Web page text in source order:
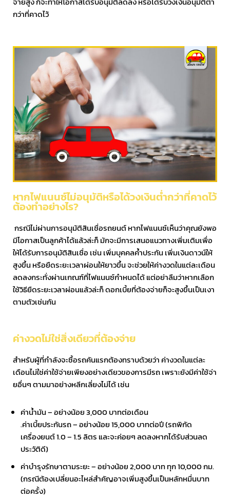
กว่าที่คาดไว้
หากไฟแนนซ์ไม่อนุมัติหรือได้วงเงินต่ำกว่าที่คาดไว้
ต้องทำอย่างไร?
กรณีไม่ผ่านการอนุมัติสินเชื่อรถยนต์ หากไฟแนนซ์เห็นว่าคุณยังพอ
มีโอกาสเป็นลูกค้าได้แล้วล่ะก็ มักจะมีการเสนอแนวทางเพิ่มเติมเพื่อ
ให้ได้รับการอนุมัติสินเชื่อ เช่น เพิ่มบุคคลค้ำประกัน เพิ่มเงินดาวน์ให้
สูงขึ้น หรือยืดระยะเวลาผ่อนให้ยาวขึ้น จะช่วยให้ค่างวดในแต่ละเดือน
ลดลงกระทั่งผ่านเกณฑ์ที่ไฟแนนซ์กำหนดได้ แต่อย่าลืมว่าหากเลือก
ใช้วิธียืดระยะเวลาผ่อนแล้วล่ะก็ ดอกเบี้ยที่ต้องจ่ายก็จะสูงขึ้นเป็นเงา
ตามตัวเช่นกัน
ค่างวดไม่ใช่สิ่งเดียวที่ต้องจ่าย
สำหรับผู้ที่กำลังจะซื้อรถคันแรกต้องทราบด้วยว่า ค่างวดในแต่ละ
เดือนไม่ใช่ค่าใช้จ่ายเพียงอย่างเดียวของการมีรถ เพราะยังมีค่าใช้จ่า
ยอื่นๆ ตามมาอย่างหลีกเลี่ยงไม่ได้ เช่น
ค่าน้ำมัน – อย่างน้อย 3,000 บาทต่อเดือน
.ค่าเบี้ยประกันรถ – อย่างน้อย 15,000 บาทต่อปี (รถพิกัด
เครื่องยนต์ 1.0 – 1.5 ลิตร และจะค่อยๆ ลดลงหากได้รับส่วนลด
ประวัติดี)
ค่าบำรุงรักษาตามระยะ – อย่างน้อย 2,000 บาท ทุก 10,000 กม.
(กรณีต้องเปลี่ยนอะไหล่สำคัญอาจเพิ่มสูงขึ้นเป็นหลักหมื่นบาท
ต่อครั้ง)